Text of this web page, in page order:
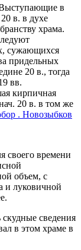
в
в. в духе
храма.
сужающихся
придельных
20 в., тогда
вв.
кирпичная
20 в. в том же
своего времени
объем, с
и луковичной
сведения
в этом храме в